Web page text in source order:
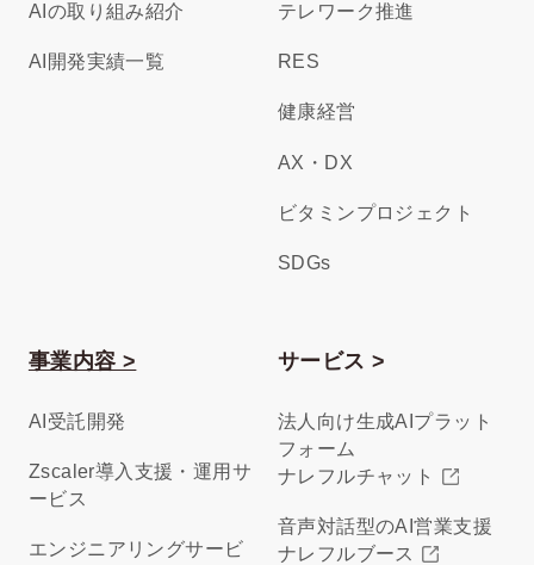
AIの取り組み紹介
AI開発実績一覧
テレワーク推進
RES
健康経営
AX・DX
ビタミンプロジェクト
SDGs
事業内容 >
AI受託開発
Zscaler導入支援・運用サ
ービス
エンジニアリングサービ
サービス >
法人向け生成AIプラット
フォーム
ナレフルチャット
音声対話型のAI営業支援
ナレフルブース